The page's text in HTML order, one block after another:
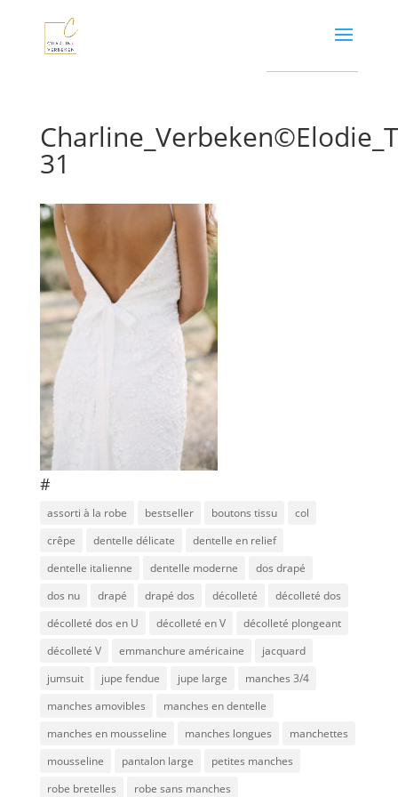
31
#
assorti à la robe bestseller boutons tissu
col
crêpe
dentelle délicate
dentelle en relief
dentelle italienne
dentelle moderne
dos drapé
dos nu
drapé drapé dos décolleté
décolleté dos
décolleté dos en U
décolleté en V
décolleté plongeant
décolleté V
emmanchure américaine
jacquard
jumsuit
jupe fendue jupe large
manches 3/4
manches amovibles
manches en dentelle
manches en mousseline
manches longues
manchettes
mousseline
pantalon large
petites manches
robe bretelles
robe sans manches